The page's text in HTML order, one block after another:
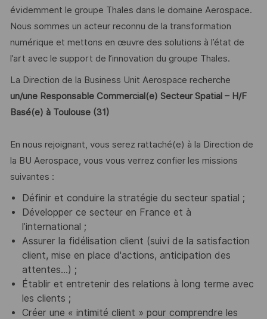
évidemment le groupe Thales dans le domaine Aerospace.
Nous sommes un acteur reconnu de la transformation
numérique et mettons en œuvre des solutions à l’état de
l’art avec le support de l’innovation du groupe Thales.
La Direction de la Business Unit Aerospace recherche
un/une Responsable Commercial(e) Secteur Spatial – H/F
Basé(e) à Toulouse (31)
En nous rejoignant, vous serez rattaché(e) à la Direction de
la BU Aerospace, vous vous verrez confier les missions
suivantes :
Définir et conduire la stratégie du secteur spatial ;
Développer ce secteur en France et à
l’international ;
Assurer la fidélisation client (suivi de la satisfaction
client, mise en place d'actions, anticipation des
attentes...) ;
Établir et entretenir des relations à long terme avec
les clients ;
Créer une « intimité client » pour comprendre les